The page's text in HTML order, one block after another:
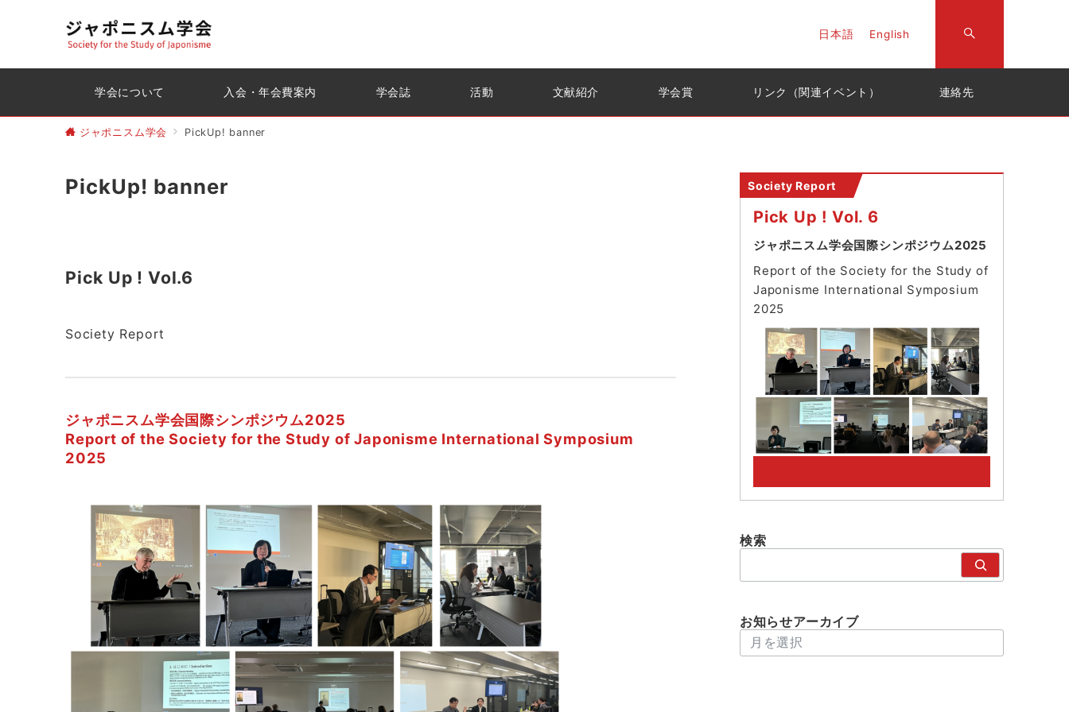
日本語 English
学会について 入会・年会費案内 学会誌 活動 文献紹介 学会賞 リンク（関連イベント） 連絡先
ジャポニスム学会 PickUp! banner
PickUp! banner
Pick Up ! Vol.6
Society Report
ジャポニスム学会国際シンポジウム2025
Report of the Society for the Study of Japonisme International Symposium
2025
Society Report
Pick Up ! Vol. 6
ジャポニスム学会国際シンポジウム2025
Report of the Society for the Study of
Japonisme International Symposium
2025
検索
お知らせアーカイブ
アーカイブ